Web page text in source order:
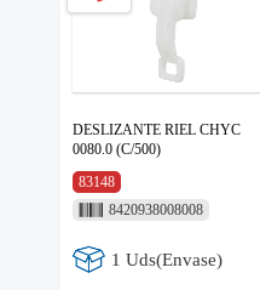
DESLIZANTE RIEL CHYC
0080.0 (C/500)
83148
8420938008008
1 Uds(Envase)